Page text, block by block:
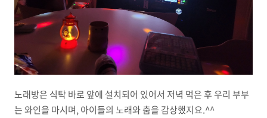
노래방은 식탁 바로 앞에 설치되어 있어서 저녁 먹은 후 우리 부부
는 와인을 마시며, 아이들의 노래와 춤을 감상했지요.^^